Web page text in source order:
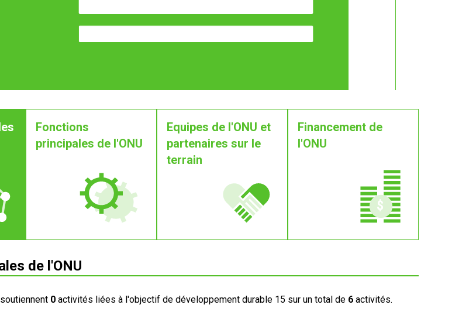
Fonctions
principales de l'ONU
Equipes de l'ONU et
partenaires sur le
terrain
Financement de
l'ONU
de l'ONU
0 activités liées à l'objectif de développement durable 15 sur un total de 6 activités.